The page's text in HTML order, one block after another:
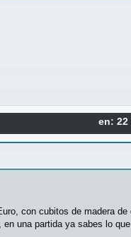
en: 22
con cubitos de madera
una partida ya sabes lo